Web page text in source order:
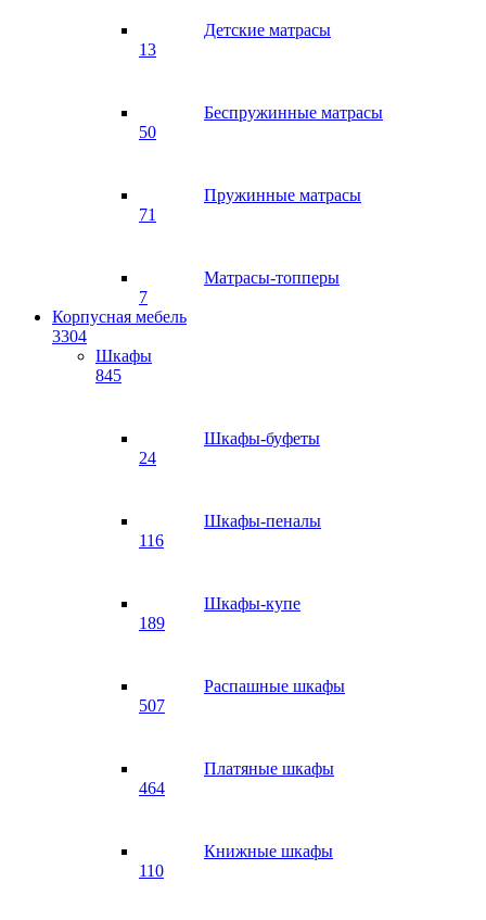
Детские матрасы
13
Беспружинные матрасы
50
Пружинные матрасы
71
Матрасы-топперы
7
Корпусная мебель
3304
Шкафы
845
Шкафы-буфеты
24
Шкафы-пеналы
116
Шкафы-купе
189
Распашные шкафы
507
Платяные шкафы
464
Книжные шкафы
110